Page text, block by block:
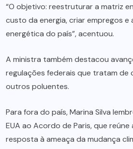
“O objetivo: reestruturar a matriz
custo da energia, criar empregos e
energética do país”, acentuou.
A ministra também destacou
regulações federais que tratam de
outros poluentes.
Para fora do país, Marina Silva
EUA ao Acordo de Paris, que reúne
resposta à ameaça da mudança